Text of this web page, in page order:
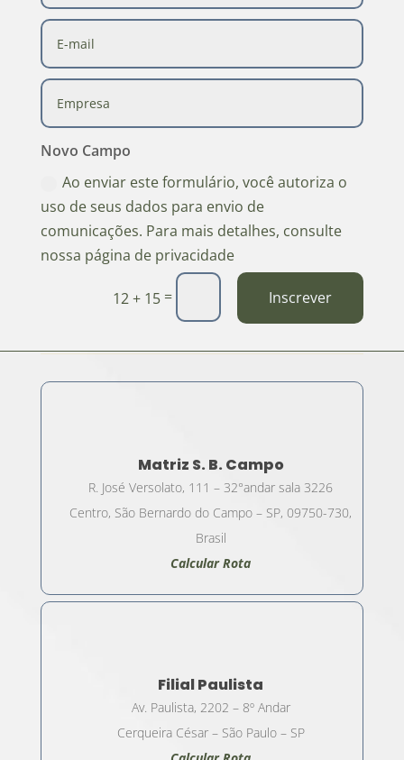
Novo Campo
Ao enviar este formulário, você autoriza o
uso de seus dados para envio de
comunicações. Para mais detalhes, consulte
nossa página de privacidade
12 + 15 = Inscrever
Matriz S. B. Campo
R. José Versolato, 111 – 32°andar sala 3226
Centro, São Bernardo do Campo – SP, 09750-730,
Brasil
Calcular Rota
Filial Paulista
Av. Paulista, 2202 – 8º Andar
Cerqueira César – São Paulo – SP